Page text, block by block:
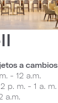
a cambios
- 12 a.m.
p. m. - 1 a. m.
a.m.